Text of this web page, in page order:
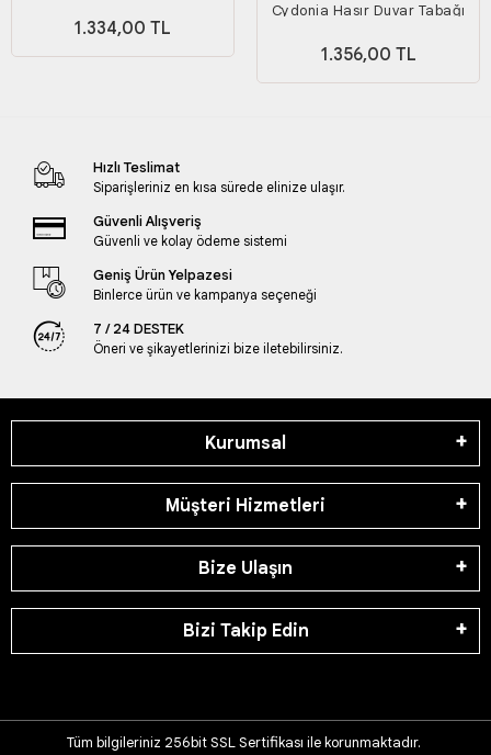
1.334,00 TL
Cydonia Hasır Duvar Tabağı
1.356,00 TL
Hızlı Teslimat
Siparişleriniz en kısa sürede elinize ulaşır.
Güvenli Alışveriş
Güvenli ve kolay ödeme sistemi
Geniş Ürün Yelpazesi
Binlerce ürün ve kampanya seçeneği
7 / 24 DESTEK
Öneri ve şikayetlerinizi bize iletebilirsiniz.
Kurumsal
Müşteri Hizmetleri
Bize Ulaşın
Bizi Takip Edin
Tüm bilgileriniz 256bit SSL Sertifikası ile korunmaktadır.